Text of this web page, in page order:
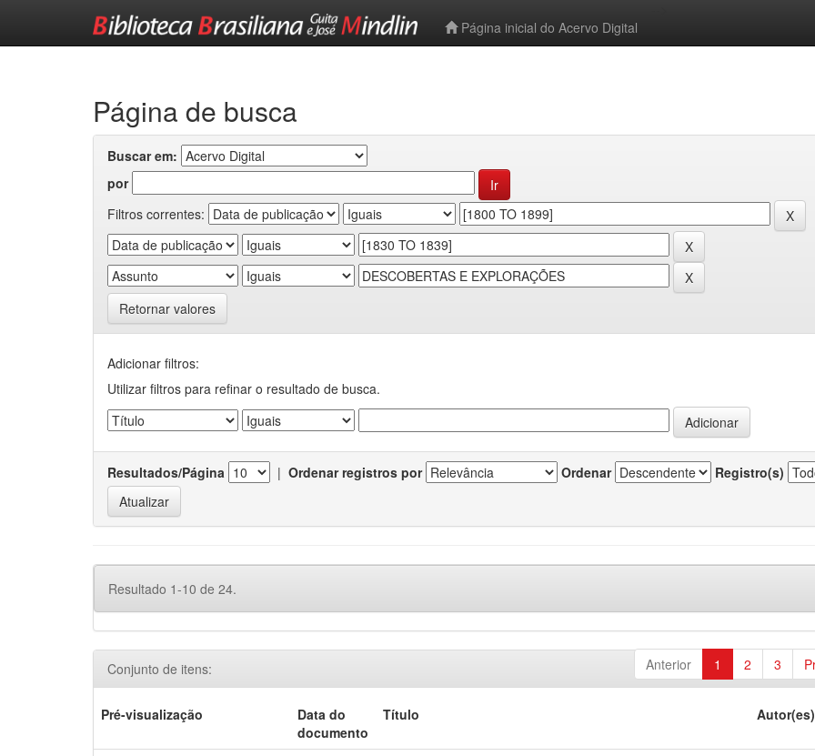
Página inicial do Acervo Digital
Página de busca
Buscar em:
por
Filtros correntes:
Retornar valores
Adicionar filtros:
Utilizar filtros para refinar o resultado de busca.
Resultados/Página | Ordenar registros por Ordenar Registro(s)
Resultado 1-10 de 24.
Anterior 1 2 3
Conjunto de itens:
Pré-visualização
Data do
documento
Título Autor(es)